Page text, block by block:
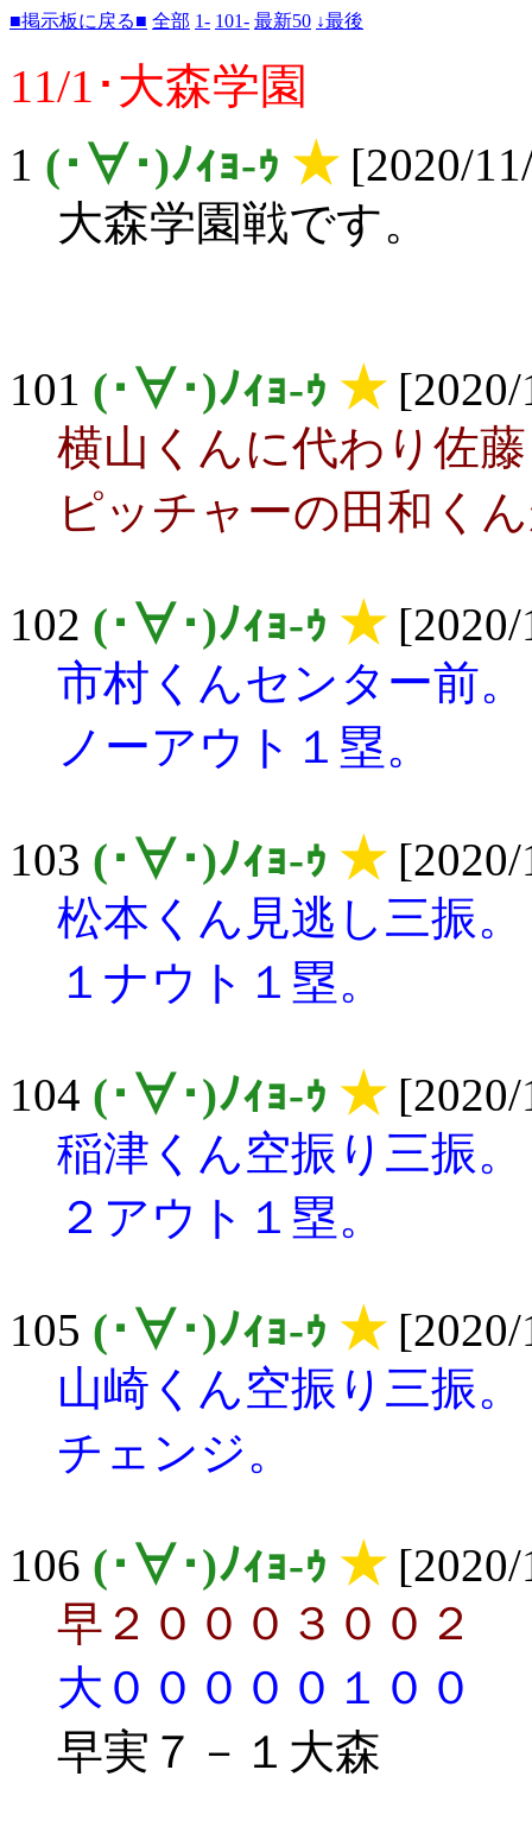
■掲示板に戻る■ 全部 1- 101- 最新50 ↓最後
11/1･大森学園
1 (･∀･)ﾉｨｮ-ｩ ★[2020/
大森学園戦です。
101 (･∀･)ﾉｨｮ-ｩ ★[2020/
横山くんに代わり佐
ピッチャーの田和く
102 (･∀･)ﾉｨｮ-ｩ ★[2020/
市村くんセンター前。
ノーアウト１塁。
103 (･∀･)ﾉｨｮ-ｩ ★[2020/
松本くん見逃し三振。
１ナウト１塁。
104 (･∀･)ﾉｨｮ-ｩ ★[2020/
稲津くん空振り三振。
２アウト１塁。
105 (･∀･)ﾉｨｮ-ｩ ★[2020/
山崎くん空振り三振。
チェンジ。
106 (･∀･)ﾉｨｮ-ｩ ★[2020/
早２０００３００２
大０００００１００
早実７－１大森